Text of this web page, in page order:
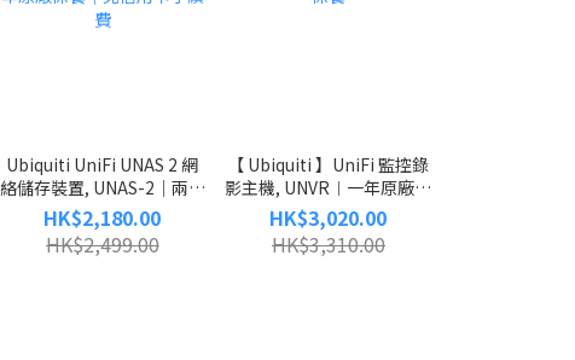
Ubiquiti UniFi UNAS 2 網
絡儲存裝置, UNAS-2｜兩年
原廠保養｜免信用卡手續費
HK$2,180.00
HK$2,499.00
【 Ubiquiti 】UniFi 監控錄
影主機, UNVR︱一年原廠保
養
HK$3,020.00
HK$3,310.00